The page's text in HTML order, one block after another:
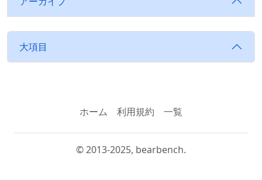
大項目
ホーム 利用規約 一覧
© 2013-2025, bearbench.